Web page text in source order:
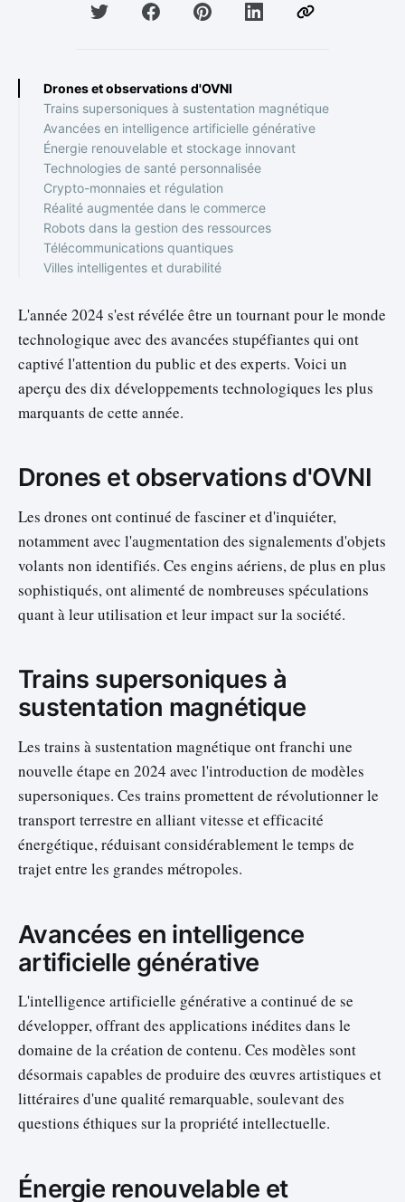
Drones et observations d'OVNI
Trains supersoniques à sustentation magnétique
Avancées en intelligence artificielle générative
Énergie renouvelable et stockage innovant
Technologies de santé personnalisée
Crypto-monnaies et régulation
Réalité augmentée dans le commerce
Robots dans la gestion des ressources
Télécommunications quantiques
Villes intelligentes et durabilité
L'année 2024 s'est révélée être un tournant pour le monde
technologique avec des avancées stupéfiantes qui ont
captivé l'attention du public et des experts. Voici un
aperçu des dix développements technologiques les plus
marquants de cette année.
Drones et observations d'OVNI
Les drones ont continué de fasciner et d'inquiéter,
notamment avec l'augmentation des signalements d'objets
volants non identifiés. Ces engins aériens, de plus en plus
sophistiqués, ont alimenté de nombreuses spéculations
quant à leur utilisation et leur impact sur la société.
Trains supersoniques à
sustentation magnétique
Les trains à sustentation magnétique ont franchi une
nouvelle étape en 2024 avec l'introduction de modèles
supersoniques. Ces trains promettent de révolutionner le
transport terrestre en alliant vitesse et efficacité
énergétique, réduisant considérablement le temps de
trajet entre les grandes métropoles.
Avancées en intelligence
artificielle générative
L'intelligence artificielle générative a continué de se
développer, offrant des applications inédites dans le
domaine de la création de contenu. Ces modèles sont
désormais capables de produire des œuvres artistiques et
littéraires d'une qualité remarquable, soulevant des
questions éthiques sur la propriété intellectuelle.
Énergie renouvelable et